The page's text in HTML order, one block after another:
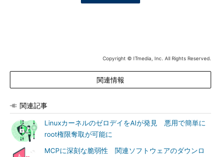
Copyright © ITmedia, Inc. All Rights Reserved.
関連情報
関連記事
LinuxカーネルのゼロデイをAIが発見 悪用で簡単に
root権限奪取が可能に
MCPに深刻な脆弱性 関連ソフトウェアのダウンロ